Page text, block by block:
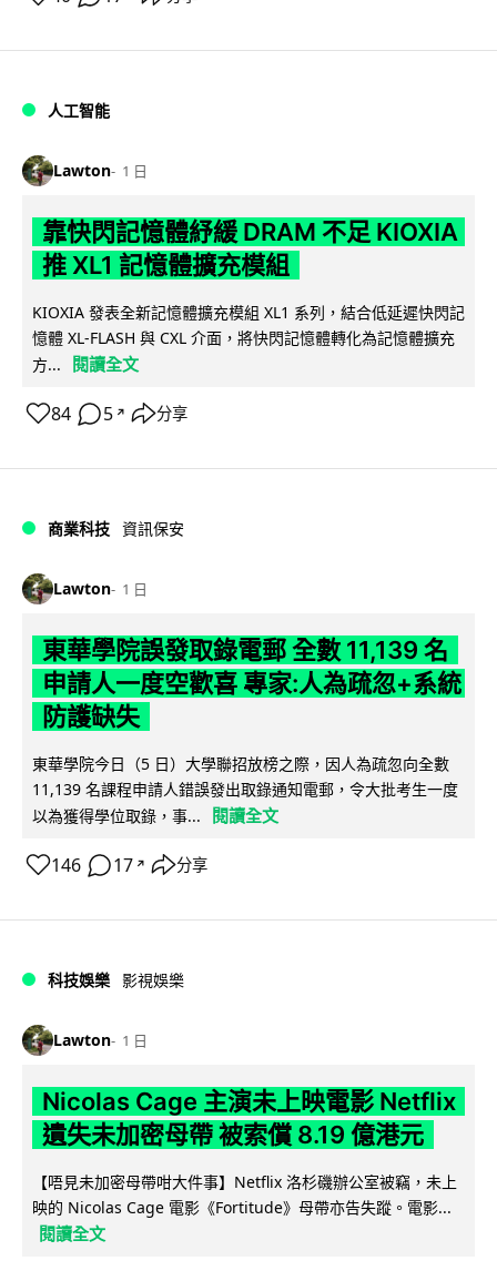
人工智能
Lawton 1 日
靠快閃記憶體紓緩 DRAM 不足 KIOXIA
推 XL1 記憶體擴充模組
KIOXIA 發表全新記憶體擴充模組 XL1 系列，結合低延遲快閃記
憶體 XL-FLASH 與 CXL 介面，將快閃記憶體轉化為記憶體擴充
方...
閱讀全文
84 5 ↗ 分享
商業科技 資訊保安
Lawton 1 日
東華學院誤發取錄電郵 全數 11,139 名
申請人一度空歡喜 專家:人為疏忽+系統
防護缺失
東華學院今日（5 日）大學聯招放榜之際，因人為疏忽向全數
11,139 名課程申請人錯誤發出取錄通知電郵，令大批考生一度
以為獲得學位取錄，事...
閱讀全文
146 17 ↗ 分享
科技娛樂 影視娛樂
Lawton 1 日
Nicolas Cage 主演未上映電影 Netflix
遺失未加密母帶 被索償 8.19 億港元
【唔見未加密母帶咁大件事】Netflix 洛杉磯辦公室被竊，未上
映的 Nicolas Cage 電影《Fortitude》母帶亦告失蹤。電影...
閱讀全文